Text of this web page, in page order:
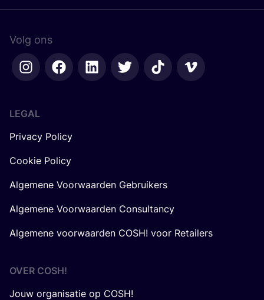
Volg ons
LEGAL
Privacy Policy
Cookie Policy
Algemene Voorwaarden Gebruikers
Algemene Voorwaarden Consultancy
Algemene voorwaarden COSH! voor Retailers
OVER COSH!
Jouw organisatie op COSH!